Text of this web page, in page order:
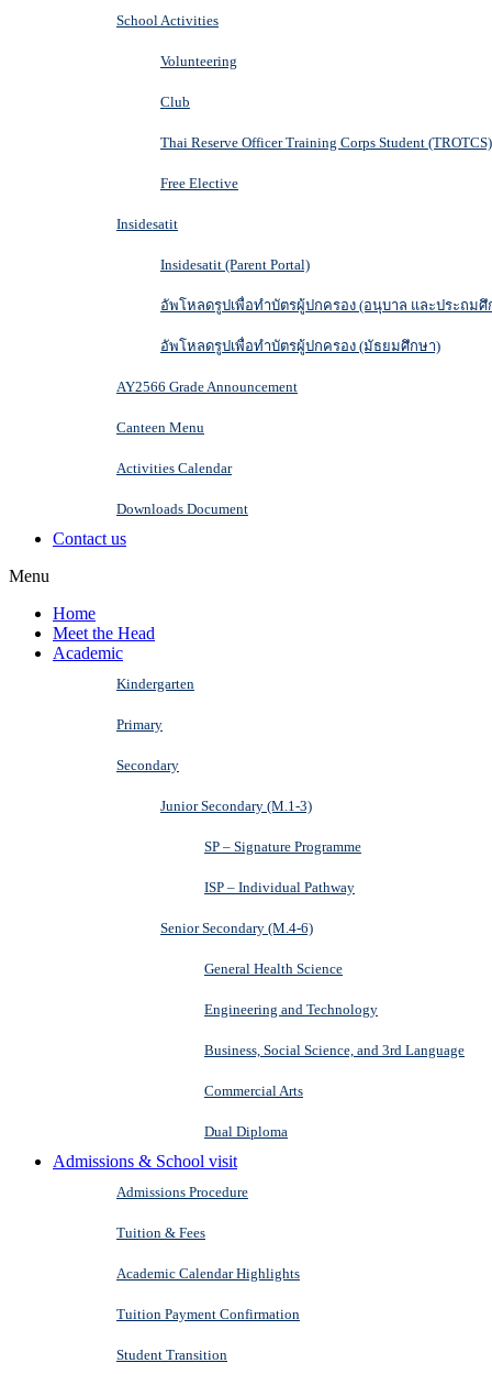
School Activities
Volunteering
Club
Thai Reserve Officer Training Corps Student (TROTCS)
Free Elective
Insidesatit
Insidesatit (Parent Portal)
อัพโหลดรูปเพื่อทำบัตรผู้ปกครอง (อนุบาล และประถมศึ
อัพโหลดรูปเพื่อทำบัตรผู้ปกครอง (มัธยมศึกษา)
AY2566 Grade Announcement
Canteen Menu
Activities Calendar
Downloads Document
Contact us
Menu
Home
Meet the Head
Academic
Kindergarten
Primary
Secondary
Junior Secondary (M.1-3)
SP – Signature Programme
ISP – Individual Pathway
Senior Secondary (M.4-6)
General Health Science
Engineering and Technology
Business, Social Science, and 3rd Language
Commercial Arts
Dual Diploma
Admissions & School visit
Admissions Procedure
Tuition & Fees
Academic Calendar Highlights
Tuition Payment Confirmation
Student Transition